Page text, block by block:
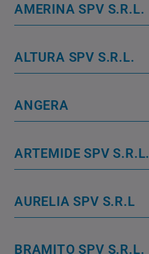
AMERINA SPV S.R.L.
ALTURA SPV S.R.L.
ANGERA
ARTEMIDE SPV S.R.L.
AURELIA SPV S.R.L
BRAMITO SPV S.R.L.